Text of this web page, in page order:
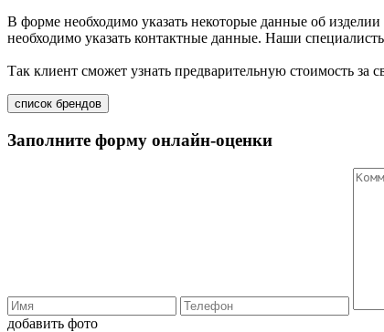
В форме необходимо указать некоторые данные об
необходимо указать контактные данные. Наши
Так клиент сможет узнать предварительную стоимость
список брендов
Заполните форму онлайн-оценки
добавить фото